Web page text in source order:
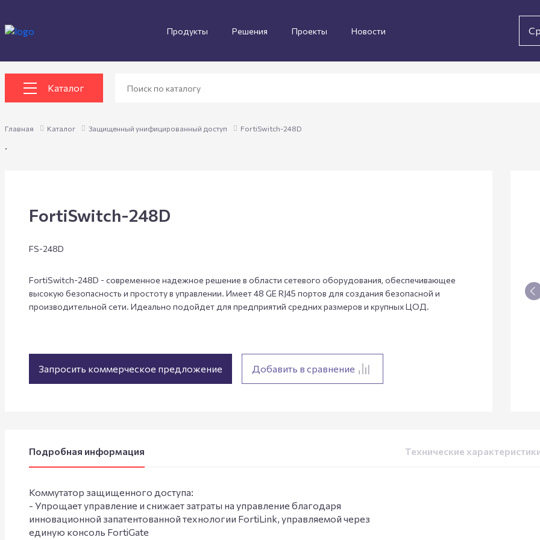
Продукты Решения Проекты Новости
Каталог
Главная Каталог Защищенный унифицированный доступ FortiSwitch-248D
.
FortiSwitch-248D
FS-248D
FortiSwitch-248D - современное надежное решение в области сетевого оборудования, обеспечивающее
высокую безопасность и простоту в управлении. Имеет 48 GE RJ45 портов для создания безопасной и
производительной сети. Идеально подойдет для предприятий средних размеров и крупных ЦОД.
Запросить коммерческое предложение Добавить в сравнение
Подробная информация Технические
Коммутатор защищенного доступа:
- Упрощает управление и снижает затраты на управление благодаря
инновационной запатентованной технологии FortiLink, управляемой через
единую консоль FortiGate